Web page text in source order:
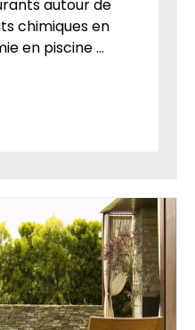
autour de
chimiques en
en piscine ...